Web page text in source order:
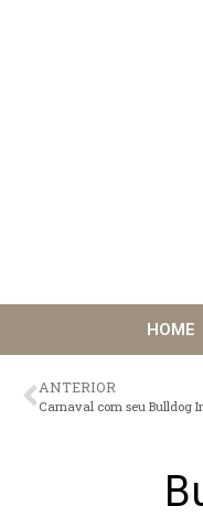
HOME
ANTERIOR
Carnaval com seu Bulldog